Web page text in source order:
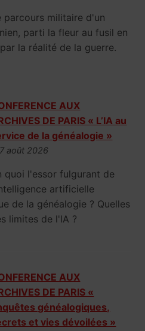
parcours militaire d'un
parti la fleur au fusil en
la réalité de la guerre.
AUX
DE PARIS « L’IA au
de la généalogie »
août 2026
quoi l'essor fulgurant de
artificielle
de la généalogie ? Quelles
limites de l'IA ?
AUX
DE PARIS «
généalogiques,
et vies dévoilées »